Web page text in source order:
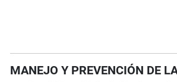
MANEJO Y PREVENCIÓN DE